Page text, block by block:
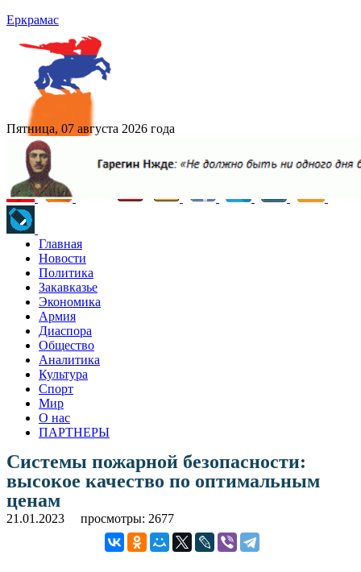
Еркрамас
Пятница, 07 августа 2026 года
Главная
Новости
Политика
Закавказье
Экономика
Армия
Диаспора
Общество
Аналитика
Культура
Спорт
Мир
О нас
ПАРТНЕРЫ
Системы пожарной безопасности:
высокое качество по оптимальным
ценам
21.01.2023 просмотры: 2677